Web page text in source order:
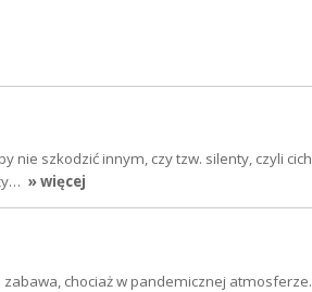
nie szkodzić innym, czy tzw. silenty, czyli
» więcej
chociaż w pandemicznej